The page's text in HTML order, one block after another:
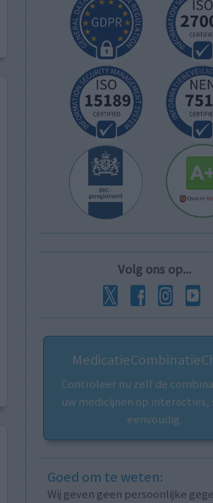
Volg ons op...
Controleer nu zelf de
uw medicijnen op interacties,
eenvoudig.
Goed om te weten:
Wij geven geen persoonlijke